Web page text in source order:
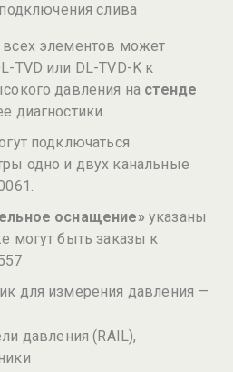
слива
элементов может
TVD или DL-TVD-K к
давления на стенде
диагностики.
подключаться
одно и двух канальные
оснащение»указаны
могут быть заказы к
для измерения давления —
давления (RAIL),